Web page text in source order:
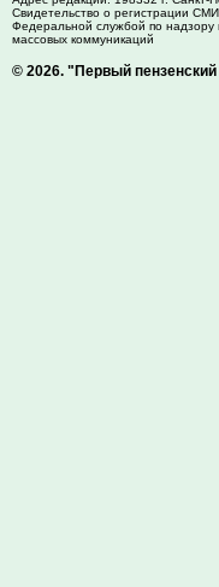
Свидетельство о регистрации
Федеральной службой по
массовых коммуникаций
© 2026. "Первый пензенский